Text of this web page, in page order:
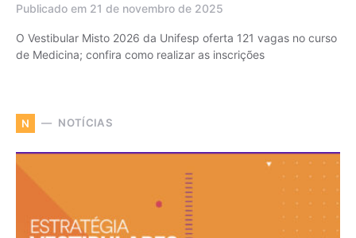
Publicado em 21 de novembro de 2025
O Vestibular Misto 2026 da Unifesp oferta 121 vagas no curso
de Medicina; confira como realizar as inscrições
N NOTÍCIAS